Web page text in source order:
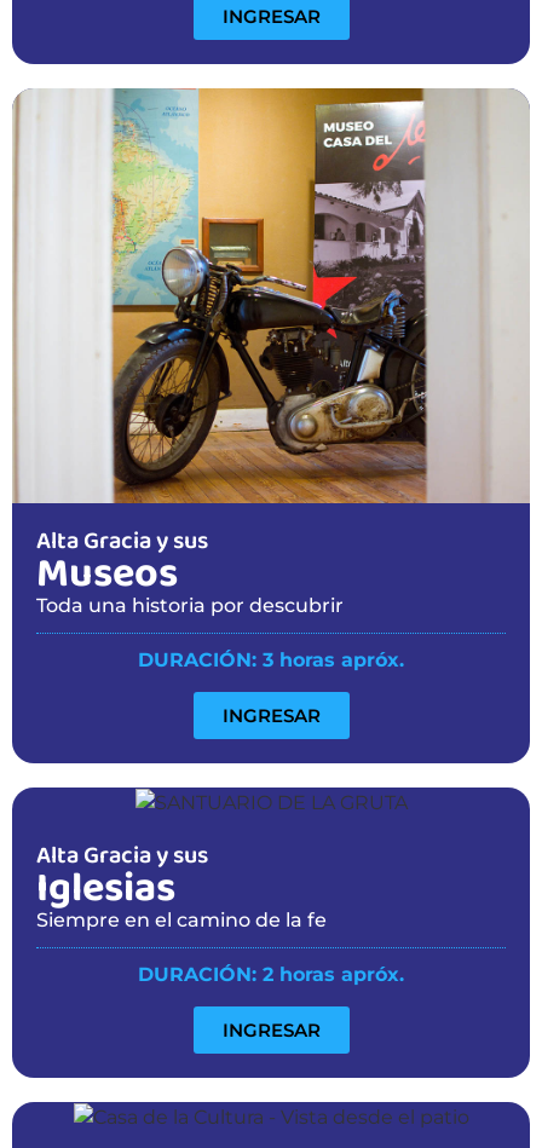
INGRESAR
Alta Gracia y sus
Museos
Toda una historia por descubrir
DURACIÓN: 3 horas apróx.
INGRESAR
Alta Gracia y sus
Iglesias
Siempre en el camino de la fe
DURACIÓN: 2 horas apróx.
INGRESAR